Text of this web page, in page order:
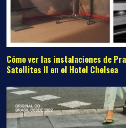
Cómo ver las instalaciones de
Satellites II en el Hotel Chelsea